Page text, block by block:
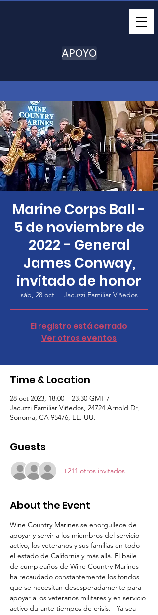
APOYO
Marine Corps Ball -
5 de noviembre de
2022 - General
James Conway,
invitado de honor
sáb, 28 oct
  |
Jacuzzi Familiar Viñedos
El registro está cerrado
Ver otros eventos
Time & Location
28 oct 2023, 18:00 – 23:30 GMT-7
Jacuzzi Familiar Viñedos, 24724 Arnold Dr,
Sonoma, CA 95476, EE. UU.
Guests
+211 otros invitados
About the Event
Wine Country Marines se enorgullece de
apoyar y servir a los miembros del servicio
activo, los veteranos y sus familias en todo
el estado de California y más allá. El baile
de cumpleaños de Wine Country Marines
ha recaudado constantemente los fondos
que se necesitan desesperadamente para
apoyar a los veteranos militares y en servicio
activo durante tiempos de crisis.   Ya sea